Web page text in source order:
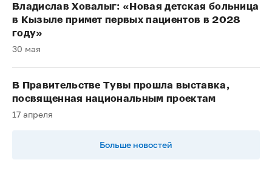
Владислав Ховалыг: «Новая детская больница
в Кызыле примет первых пациентов в 2028
году»
30 мая
В Правительстве Тувы прошла выставка,
посвященная национальным проектам
17 апреля
Больше новостей